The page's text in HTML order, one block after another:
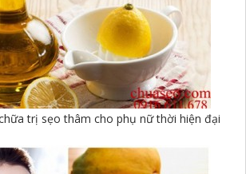
trị sẹo thâm cho phụ nữ thời hiện đại